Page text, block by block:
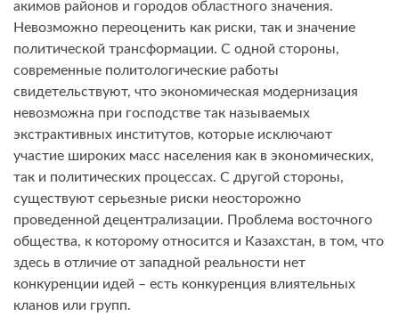
акимов районов и городов областного значения.
Невозможно переоценить как риски, так и значение
политической трансформации. С одной стороны,
современные политологические работы
свидетельствуют, что экономическая модернизация
невозможна при господстве так называемых
экстрактивных институтов, которые исключают
участие широких масс населения как в экономических,
так и политических процессах. С другой стороны,
существуют серьезные риски неосторожно
проведенной децентрализации. Проблема восточного
общества, к которому относится и Казахстан, в том, что
здесь в отличие от западной реальности нет
конкуренции идей – есть конкуренция влиятельных
кланов или групп.